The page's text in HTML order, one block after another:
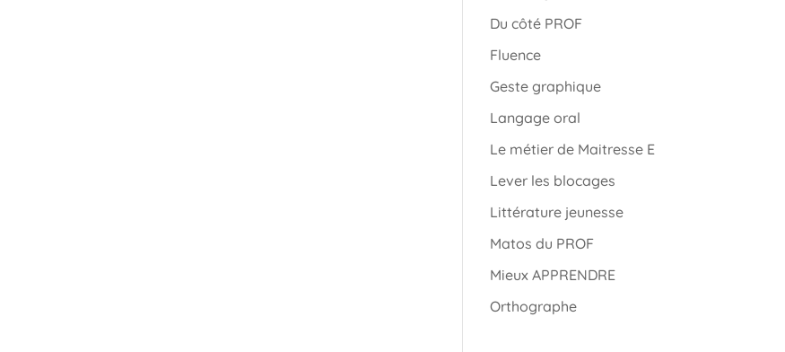
Du côté PROF
Fluence
Geste graphique
Langage oral
Le métier de Maitresse E
Lever les blocages
Littérature jeunesse
Matos du PROF
Mieux APPRENDRE
Orthographe